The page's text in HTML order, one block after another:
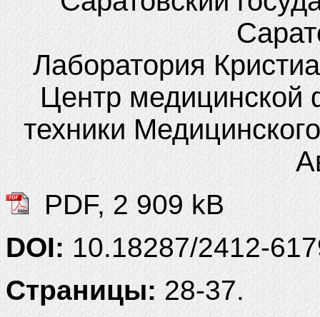
Лаборатория
Центр медицинской
техники
PDF, 2 909 kB
DOI:10.18287/2412-
Страницы: 28-37.